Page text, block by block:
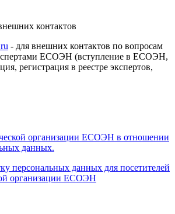
контактов
- для внешних контактов по вопросам
ЕСОЭН (вступление в ЕСОЭН,
регистрация в реестре экспертов,
организации ЕСОЭН в отношении
данных.
персональных данных для посетителей
организации ЕСОЭН